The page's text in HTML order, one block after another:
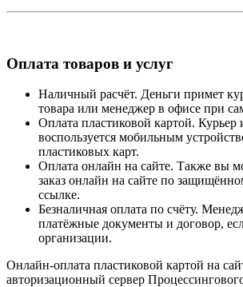
Оплата товаров и услуг
Наличный расчёт. Деньги примет
товара или менеджер в офисе при
Оплата пластиковой картой.
воспользуется мобильным
пластиковых карт.
Оплата онлайн на сайте. Также вы
заказ онлайн на сайте по
ссылке.
Безналичная оплата по счёту.
платёжные документы и договор,
организации.
Онлайн-оплата пластиковой картой на
авторизационный сервер